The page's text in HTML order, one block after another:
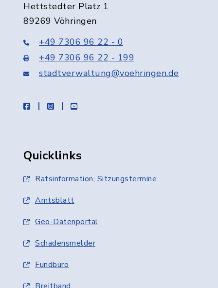
Hettstedter Platz 1
89269 Vöhringen
+49 7306 96 22 - 0
+49 7306 96 22 - 199
stadtverwaltung@voehringen.de
facebookinstagramyoutube
Quicklinks
Ratsinformation, Sitzungstermine
Amtsblatt
Geo-Datenportal
Schadensmelder
Fundbüro